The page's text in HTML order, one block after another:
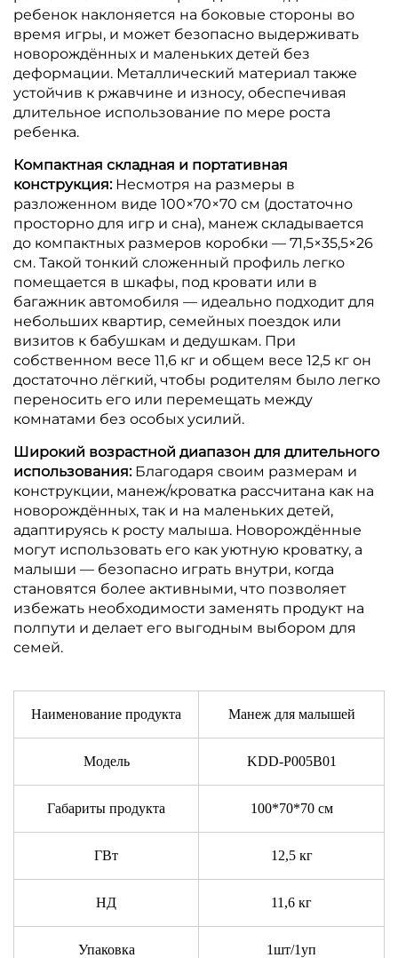
ребенок наклоняется на боковые стороны во
время игры, и может безопасно выдерживать
новорождённых и маленьких детей без
деформации. Металлический материал также
устойчив к ржавчине и износу, обеспечивая
длительное использование по мере роста
ребенка.
Компактная складная и портативная
конструкция: Несмотря на размеры в
разложенном виде 100×70×70 см (достаточно
просторно для игр и сна), манеж складывается
до компактных размеров коробки — 71,5×35,5×26
см. Такой тонкий сложенный профиль легко
помещается в шкафы, под кровати или в
багажник автомобиля — идеально подходит для
небольших квартир, семейных поездок или
визитов к бабушкам и дедушкам. При
собственном весе 11,6 кг и общем весе 12,5 кг он
достаточно лёгкий, чтобы родителям было легко
переносить его или перемещать между
комнатами без особых усилий.
Широкий возрастной диапазон для длительного
использования: Благодаря своим размерам и
конструкции, манеж/кроватка рассчитана как на
новорождённых, так и на маленьких детей,
адаптируясь к росту малыша. Новорождённые
могут использовать его как уютную кроватку, а
малыши — безопасно играть внутри, когда
становятся более активными, что позволяет
избежать необходимости заменять продукт на
полпути и делает его выгодным выбором для
семей.
Наименование продукта Манеж для малышей
Модель KDD-P005B01
Габариты продукта 100*70*70 см
ГВт 12,5 кг
НД 11,6 кг
Упаковка 1шт/1уп